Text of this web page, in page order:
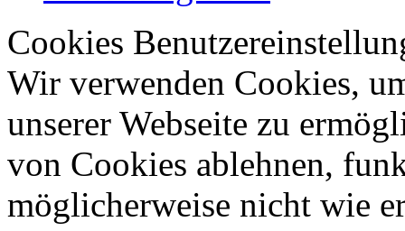
Cookies
Wir verwenden Cookies,
unserer Webseite zu
von Cookies ablehnen,
möglicherweise nicht wie